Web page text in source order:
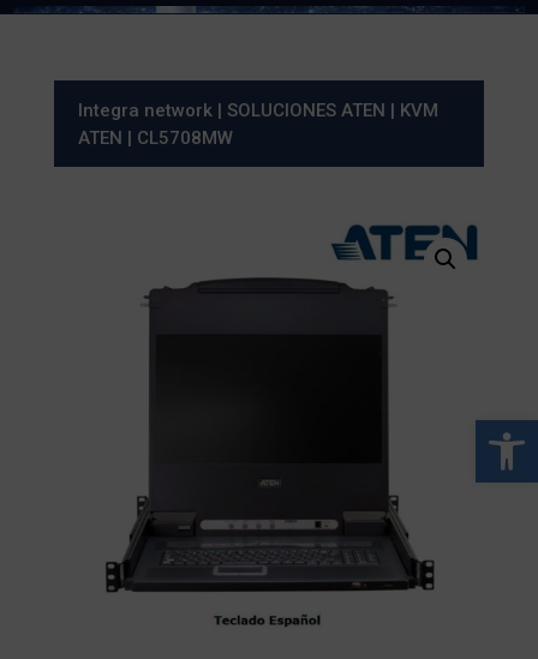
Abrir
Integra network| SOLUCIONES ATEN | KVM
ATEN | CL5708MW